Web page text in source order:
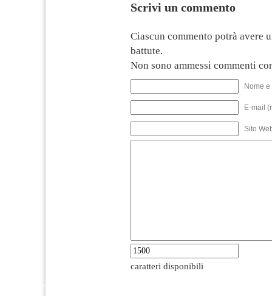
Scrivi un commento
Ciascun commento potrà avere
battute.
Non sono ammessi commenti
Nome
E-mail
Sito
caratteri disponibili